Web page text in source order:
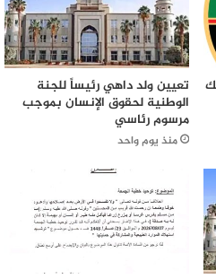
تعيين ولد داهي رئيساً للجنة
الوطنية لحقوق الإنسان بموجب
مرسوم رئاسي
منذ يوم واحد